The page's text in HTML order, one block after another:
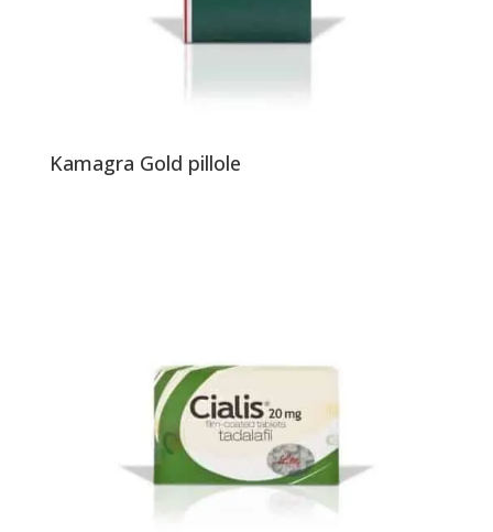
Kamagra Gold pillole